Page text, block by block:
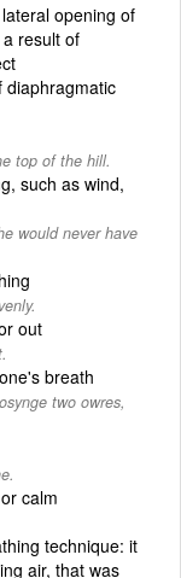
opening of
result of
diaphragmatic
top of the hill.
such as wind,
would never have
out
breath
two owres,
calm
technique: it
air, that was